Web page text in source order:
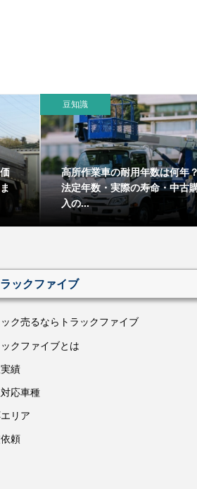
豆知識
高所作業車の耐用年数は何年
法定年数・実際の寿命・中古
入の...
ラックファイブ
ック売るならトラックファイブ
ックファイブとは
績
応車種
リア
頼